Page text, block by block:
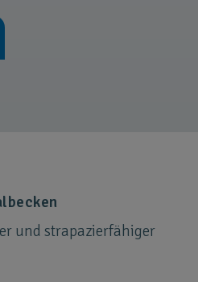
und strapazierfähiger